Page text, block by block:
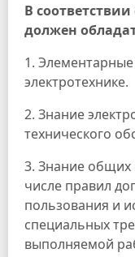
В
должен
1.
электротехнике.
2. Знание
технического
3. Знание общих
числе правил
пользования и
специальных
выполняемой